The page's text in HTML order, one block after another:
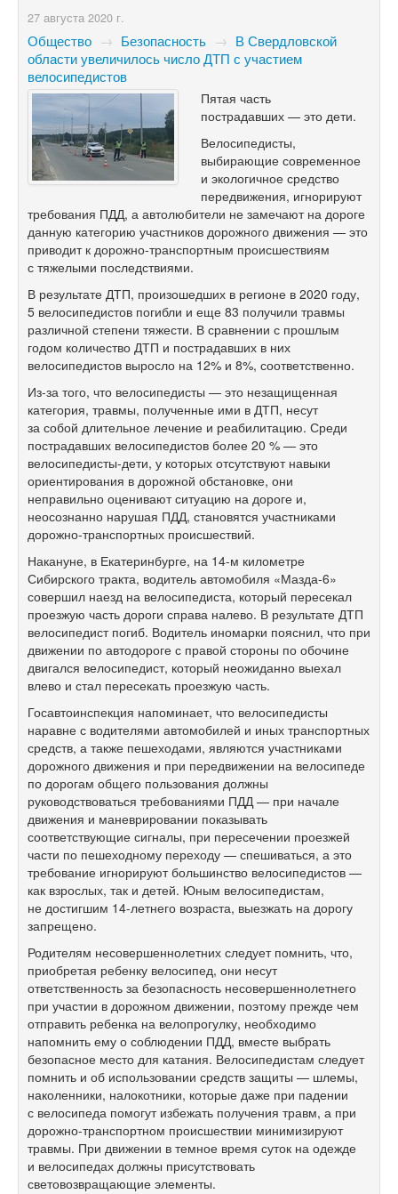
27 августа 2020 г.
Общество → Безопасность → В Свердловской
области увеличилось число ДТП с участием
велосипедистов
Пятая часть
пострадавших — это дети.
Велосипедисты,
выбирающие современное
и экологичное средство
передвижения, игнорируют
требования ПДД, а автолюбители не замечают на дороге
данную категорию участников дорожного движения — это
приводит к дорожно-транспортным происшествиям
с тяжелыми последствиями.
В результате ДТП, произошедших в регионе в 2020 году,
5 велосипедистов погибли и еще 83 получили травмы
различной степени тяжести. В сравнении с прошлым
годом количество ДТП и пострадавших в них
велосипедистов выросло на 12% и 8%, соответственно.
Из-за того, что велосипедисты — это незащищенная
категория, травмы, полученные ими в ДТП, несут
за собой длительное лечение и реабилитацию. Среди
пострадавших велосипедистов более 20 % — это
велосипедисты-дети, у которых отсутствуют навыки
ориентирования в дорожной обстановке, они
неправильно оценивают ситуацию на дороге и,
неосознанно нарушая ПДД, становятся участниками
дорожно-транспортных происшествий.
Накануне, в Екатеринбурге, на 14-м километре
Сибирского тракта, водитель автомобиля «Мазда-6»
совершил наезд на велосипедиста, который пересекал
проезжую часть дороги справа налево. В результате ДТП
велосипедист погиб. Водитель иномарки пояснил, что при
движении по автодороге с правой стороны по обочине
двигался велосипедист, который неожиданно выехал
влево и стал пересекать проезжую часть.
Госавтоинспекция напоминает, что велосипедисты
наравне с водителями автомобилей и иных транспортных
средств, а также пешеходами, являются участниками
дорожного движения и при передвижении на велосипеде
по дорогам общего пользования должны
руководствоваться требованиями ПДД — при начале
движения и маневрировании показывать
соответствующие сигналы, при пересечении проезжей
части по пешеходному переходу — спешиваться, а это
требование игнорируют большинство велосипедистов —
как взрослых, так и детей. Юным велосипедистам,
не достигшим 14-летнего возраста, выезжать на дорогу
запрещено.
Родителям несовершеннолетних следует помнить, что,
приобретая ребенку велосипед, они несут
ответственность за безопасность несовершеннолетнего
при участии в дорожном движении, поэтому прежде чем
отправить ребенка на велопрогулку, необходимо
напомнить ему о соблюдении ПДД, вместе выбрать
безопасное место для катания. Велосипедистам следует
помнить и об использовании средств защиты — шлемы,
наколенники, налокотники, которые даже при падении
с велосипеда помогут избежать получения травм, а при
дорожно-транспортном происшествии минимизируют
травмы. При движении в темное время суток на одежде
и велосипедах должны присутствовать
световозвращающие элементы.